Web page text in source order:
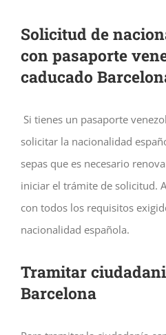
Solicitud de
con pasaporte
caducado
Si tienes un pasaporte
solicitar la nacionalidad
sepas que es necesario
iniciar el trámite de solicitud.
con todos los requisitos
nacionalidad española.
Tramitar
Barcelona